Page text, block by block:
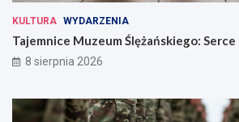
KULTURA WYDARZENIA
Tajemnice Muzeum Ślężańskiego:
8 sierpnia 2026